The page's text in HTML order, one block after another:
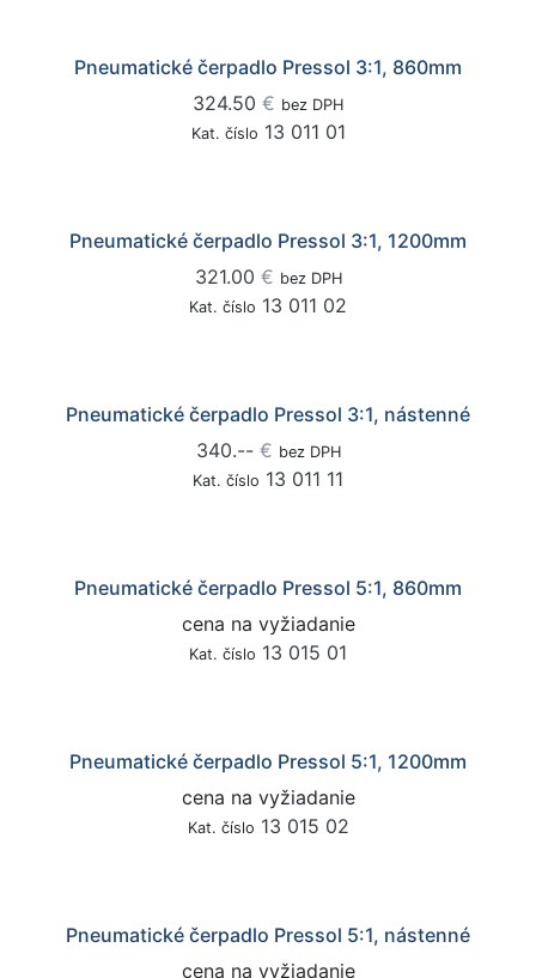
Pneumatické čerpadlo Pressol 3:1, 860mm
324.50 € bez DPH
Kat. číslo 13 011 01
Pneumatické čerpadlo Pressol 3:1, 1200mm
321.00 € bez DPH
Kat. číslo 13 011 02
Pneumatické čerpadlo Pressol 3:1, nástenné
340.-- € bez DPH
Kat. číslo 13 011 11
Pneumatické čerpadlo Pressol 5:1, 860mm
cena na vyžiadanie
Kat. číslo 13 015 01
Pneumatické čerpadlo Pressol 5:1, 1200mm
cena na vyžiadanie
Kat. číslo 13 015 02
Pneumatické čerpadlo Pressol 5:1, nástenné
cena na vyžiadanie